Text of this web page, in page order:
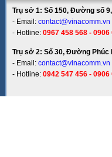
Trụ sở 1: Số 150, Đường số
- Email: contact@vinacomm.vn
- Hotline: 0967 458 568 -
Trụ sở 2: Số 30, Đường Phúc
- Email: contact@vinacomm.vn
- Hotline: 0942 547 456 -